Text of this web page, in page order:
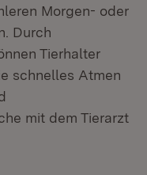
Morgen- oder
Durch
Tierhalter
schnelles Atmen
mit dem Tierarzt